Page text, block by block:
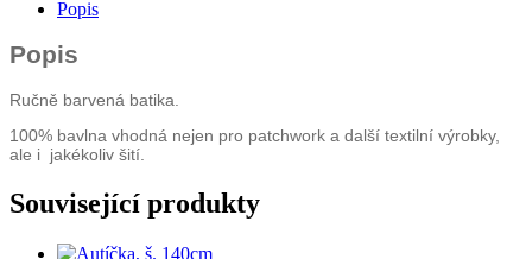
Popis
Popis
Ručně barvená batika.
100% bavlna vhodná nejen pro patchwork a další textilní výrobky,
ale i jakékoliv šití.
Související produkty